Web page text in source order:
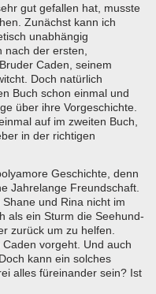
gut gefallen hat, musste
Zunächst kann ich
unabhängig
der ersten,
Caden, seinem
Doch natürlich
Buch schon einmal und
über ihre Vorgeschichte.
auf im zweiten Buch,
in der richtigen
Geschichte, denn
Jahrelange Freundschaft.
und Rina nicht im
als ein Sturm die Seehund-
zurück um zu helfen.
vorgeht. Und auch
kann ein solches
alles füreinander sein? Ist